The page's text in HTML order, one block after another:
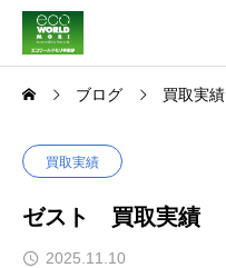
ブログ 買取実績
買取実績
ゼスト 買取実績
2025.11.10